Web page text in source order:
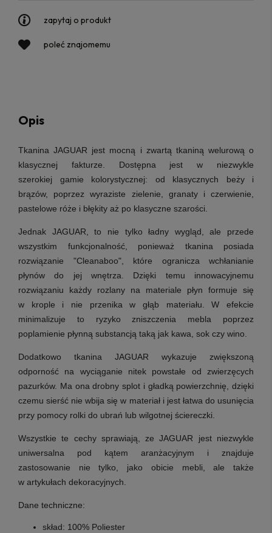
zapytaj o produkt
poleć znajomemu
Opis
Tkanina JAGUAR jest mocną i zwartą tkaniną welurową o
klasycznej fakturze. Dostępna jest w niezwykle
szerokiej gamie kolorystycznej: od klasycznych beży i
brązów, poprzez wyraziste zielenie, granaty i czerwienie,
pastelowe róże i błękity aż po klasyczne szarości.
Jednak JAGUAR, to nie tylko ładny wygląd, ale przede
wszystkim funkcjonalność, ponieważ tkanina posiada
rozwiązanie "Cleanaboo", które ogranicza wchłanianie
płynów do jej wnętrza. Dzięki temu innowacyjnemu
rozwiązaniu każdy rozlany na materiale płyn formuje się
w krople i nie przenika w głąb materiału. W efekcie
minimalizuje to ryzyko zniszczenia mebla poprzez
poplamienie płynną substancją taką jak kawa, sok czy wino.
Dodatkowo tkanina JAGUAR wykazuje zwiększoną
odporność na wyciąganie nitek powstałe od zwierzęcych
pazurków. Ma ona drobny splot i gładką powierzchnię, dzięki
czemu sierść nie wbija się w materiał i jest łatwa do usunięcia
przy pomocy rolki do ubrań lub wilgotnej ściereczki.
Wszystkie te cechy sprawiają, ze JAGUAR jest niezwykle
uniwersalna pod kątem aranżacyjnym i znajduje
zastosowanie nie tylko, jako obicie mebli, ale także
w artykułach dekoracyjnych.
Dane techniczne:
skład: 100% Poliester